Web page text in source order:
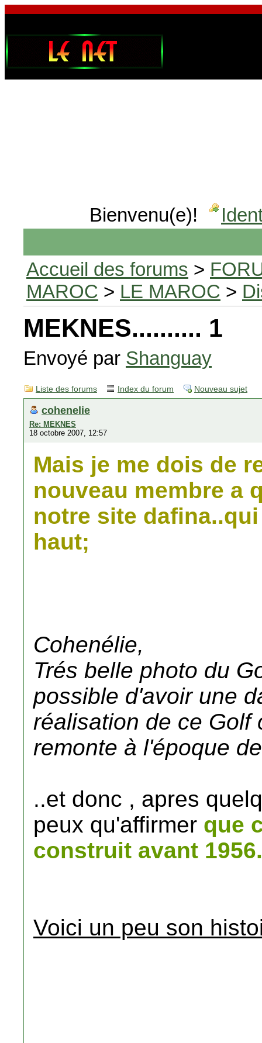
Bienvenu(e)!
Accueil des forums >
MAROC > LE MAROC >
MEKNES.......... 1
Envoyé par Shanguay
Liste des forums Index du forum Nouveau sujet
cohenelie
Re: MEKNES
18 octobre 2007, 12:57
Mais je me dois de
nouveau membre a
notre site
haut;
Cohenélie,
Trés belle photo du
possible d'avoir une
réalisation de ce Golf
remonte à l'époque
..et donc , apres
peux qu'affirmer que
construit avant
Voici un peu son